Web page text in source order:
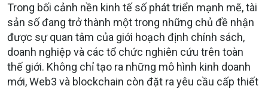
Trong bối cảnh nền kinh tế số phát triển mạnh mẽ, tài
sản số đang trở thành một trong những chủ đề nhận
được sự quan tâm của giới hoạch định chính sách,
doanh nghiệp và các tổ chức nghiên cứu trên toàn
thế giới. Không chỉ tạo ra những mô hình kinh doanh
mới, Web3 và blockchain còn đặt ra yêu cầu cấp thiết